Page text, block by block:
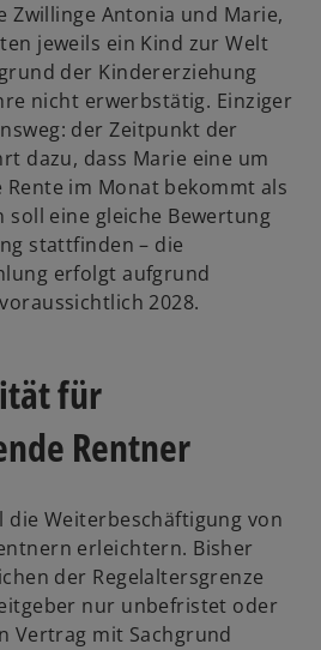
Zwillinge Antonia und Marie,
jeweils ein Kind zur Welt
der Kindererziehung
nicht erwerbstätig. Einziger
der Zeitpunkt der
dazu, dass Marie eine um
im Monat bekommt als
soll eine gleiche Bewertung
stattfinden – die
erfolgt aufgrund
2028.
für
Rentner
die Weiterbeschäftigung von
erleichtern. Bisher
der Regelaltersgrenze
nur unbefristet oder
Vertrag mit Sachgrund